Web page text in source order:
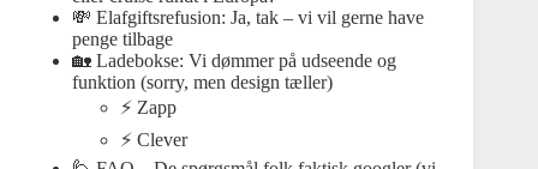
💸 Elafgiftsrefusion: Ja, tak – vi vil gerne have
penge tilbage
🏡 Ladebokse: Vi dømmer på udseende og
funktion (sorry, men design tæller)
⚡ Zapp
⚡ Clever